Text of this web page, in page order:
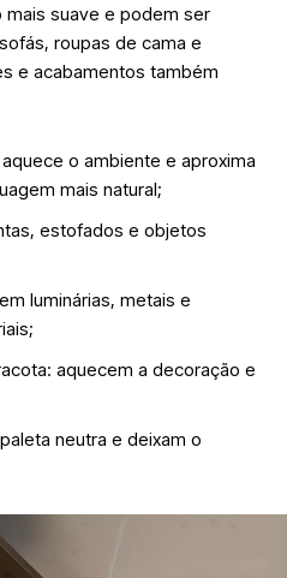
suave e podem ser
roupas de cama e
e acabamentos também
o ambiente e aproxima
mais natural;
estofados e objetos
luminárias, metais e
aquecem a decoração e
neutra e deixam o